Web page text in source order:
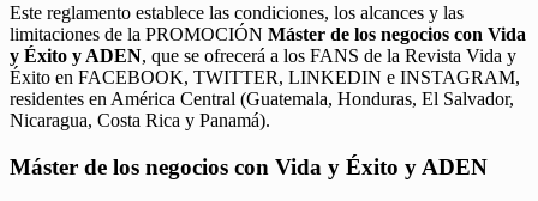
Este reglamento establece las condiciones, los alcances y las
limitaciones de la PROMOCIÓN Máster de los negocios con Vida
y Éxito y ADEN, que se ofrecerá a los FANS de la Revista Vida y
Éxito en FACEBOOK, TWITTER, LINKEDIN e INSTAGRAM,
residentes en América Central (Guatemala, Honduras, El Salvador,
Nicaragua, Costa Rica y Panamá).
Máster de los negocios con Vida y Éxito y ADEN